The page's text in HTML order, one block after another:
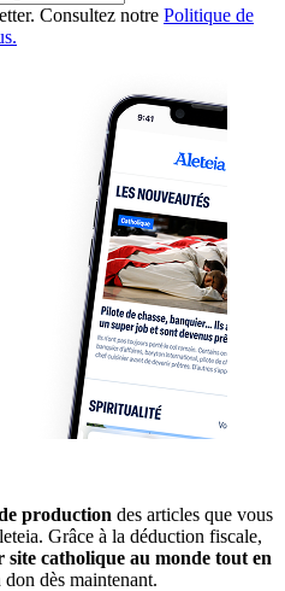
Consultez notre Politique de
production des articles que vous
Grâce à la déduction fiscale,
site catholique au monde tout en
don dès maintenant.